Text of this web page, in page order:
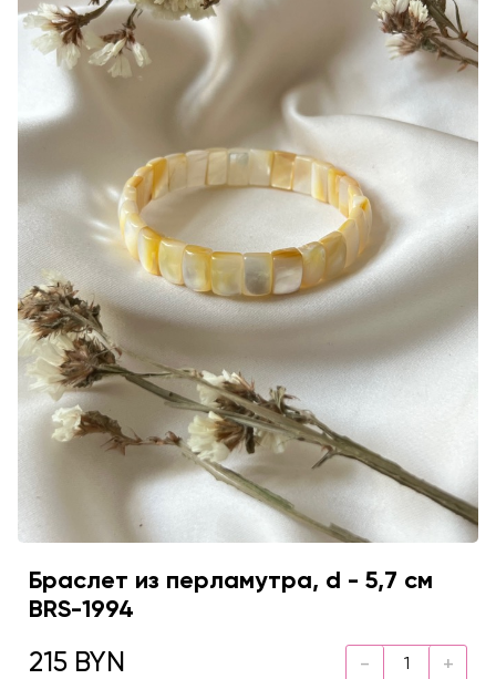
Браслет из перламутра, d - 5,7 см
BRS-1994
215 BYN